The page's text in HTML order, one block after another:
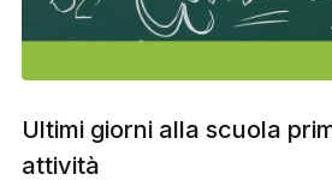
Ultimi giorni alla scuola
attività